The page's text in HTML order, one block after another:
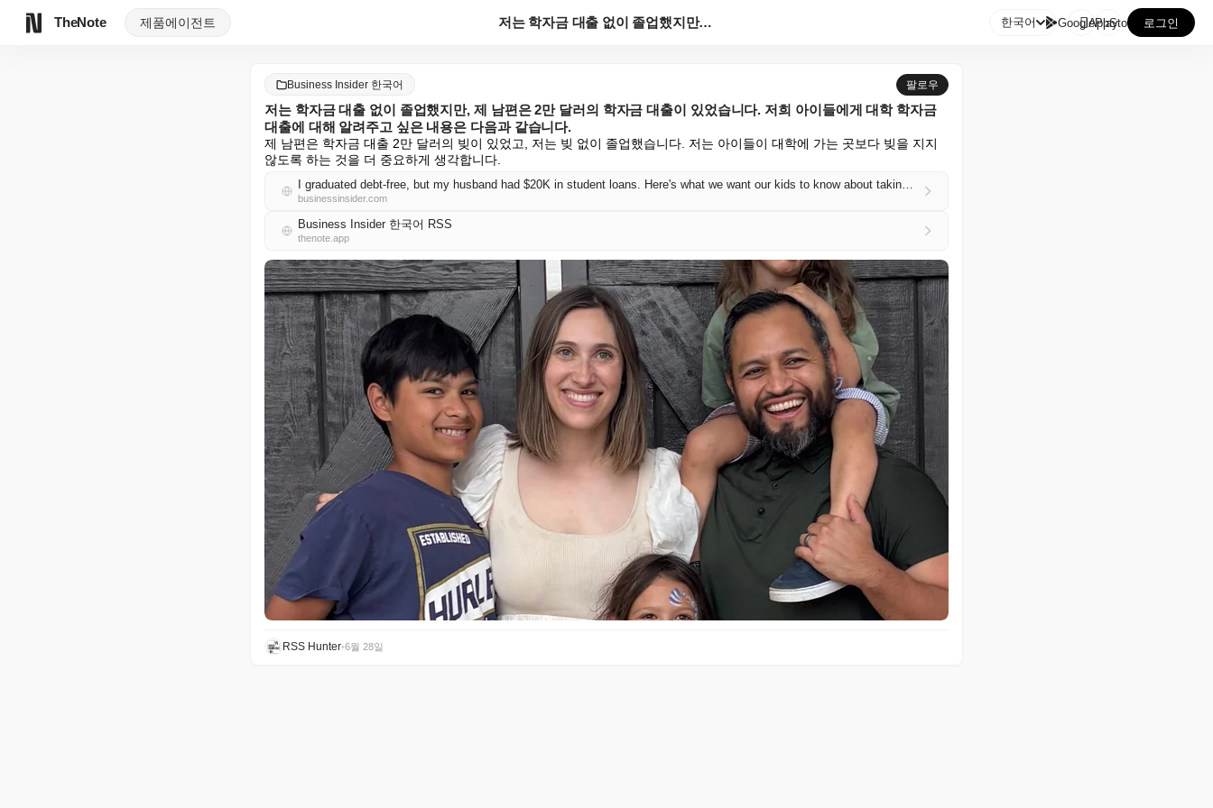
TheNote 제품에이전트 저는 학자금 대출 없이 졸업했지만, 제 남편은 2만 달... 한국어 GooglePlay
AppStore 로그인
Business Insider 한국어 팔로우
저는 학자금 대출 없이 졸업했지만, 제 남편은 2만 달러의 학자금 대출이 있었습니다. 저희 아이들에게 대학 학자금
대출에 대해 알려주고 싶은 내용은 다음과 같습니다.
제 남편은 학자금 대출 2만 달러의 빚이 있었고, 저는 빚 없이 졸업했습니다. 저는 아이들이 대학에 가는 곳보다 빚을 지지
않도록 하는 것을 더 중요하게 생각합니다.
I graduated debt-free, but my husband had $20K in student loans. Here's what we want our kids to know about taking out loans for college.
businessinsider.com
Business Insider 한국어 RSS
thenote.app
RSS Hunter•6월 28일